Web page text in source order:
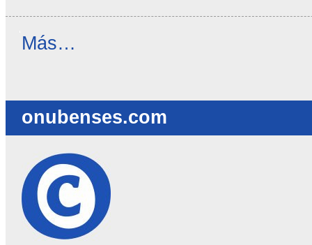
Reseñas
Más…
onubenses.com